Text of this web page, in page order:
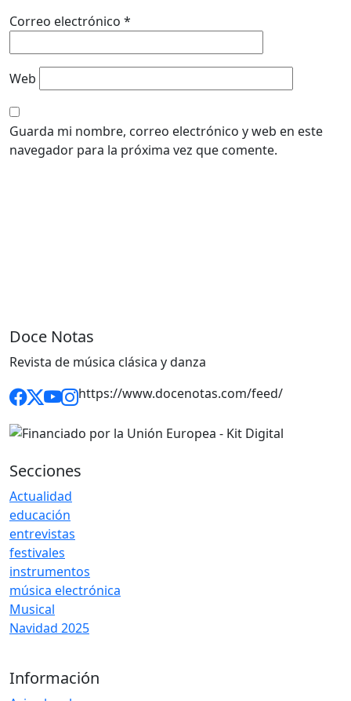
Correo electrónico *
Web
Guarda mi nombre, correo electrónico y web en este
navegador para la próxima vez que comente.
Doce Notas
Revista de música clásica y danza
https://www.docenotas.com/feed/
Secciones
Actualidad
educación
entrevistas
festivales
instrumentos
música electrónica
Musical
Navidad 2025
Información